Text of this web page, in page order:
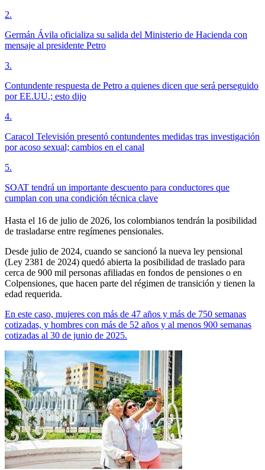
2.
Germán Ávila oficializa su salida del Ministerio de Hacienda con
mensaje al presidente Petro
3.
Contundente respuesta de Petro a quienes dicen que será perseguido
por EE.UU.; esto dijo
4.
Caracol Televisión presentó contundentes medidas tras investigación
por acoso sexual; cambios en el canal
5.
SOAT tendrá un importante descuento para conductores que
cumplan con una condición técnica clave
Hasta el 16 de julio de 2026, los colombianos tendrán la posibilidad
de trasladarse entre regímenes pensionales.
Desde julio de 2024, cuando se sancionó la nueva ley pensional
(Ley 2381 de 2024) quedó abierta la posibilidad de traslado para
cerca de 900 mil personas afiliadas en fondos de pensiones o en
Colpensiones, que hacen parte del régimen de transición y tienen la
edad requerida.
En este caso, mujeres con más de 47 años y más de 750 semanas
cotizadas, y hombres con más de 52 años y al menos 900 semanas
cotizadas al 30 de junio de 2025.